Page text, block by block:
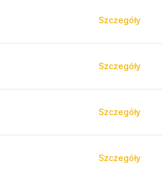
Szczegóły
Szczegóły
Szczegóły
Szczegóły